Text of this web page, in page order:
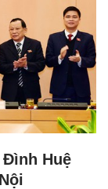
Huệ